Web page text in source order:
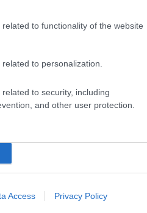
to functionality of the website
to personalization.
to security, including
and other user protection.
Access Privacy Policy